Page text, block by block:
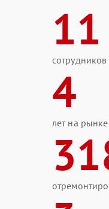
11
сотрудников
4
лет на рынке